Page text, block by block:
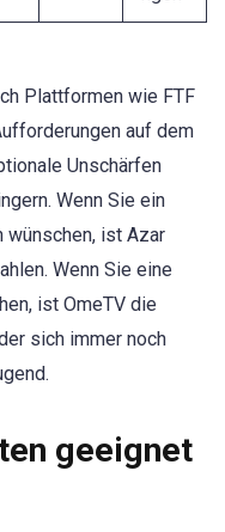
Plattformen wie FTF
auf dem
Unschärfen
Wenn Sie ein
wünschen, ist Azar
Wenn Sie eine
ist OmeTV die
sich immer noch
geeignet